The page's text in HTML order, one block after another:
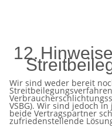
12. Hinweise
Wir sind weder bereit
VSBG). Wir sind jedoch
beide Vertragspartner
zufriedenstellende